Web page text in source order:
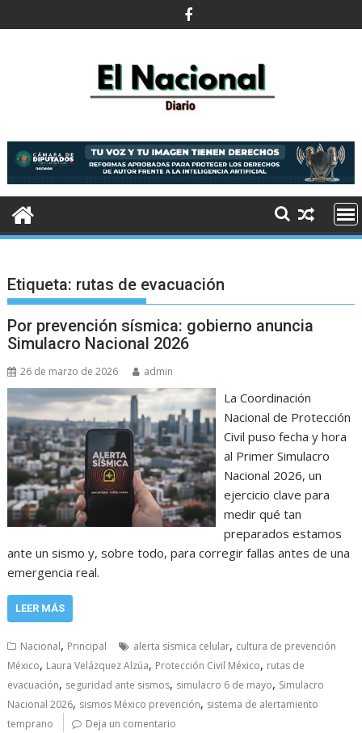
al
Etiqueta: rutas de evacuación
Por prevención sísmica: gobierno anuncia
Simulacro Nacional 2026
26 de marzo de 2026 admin
La Coordinación
Nacional de Protección
Civil puso fecha y hora
al Primer Simulacro
Nacional 2026, un
ejercicio clave para
medir qué tan
preparados estamos
ante un sismo y, sobre todo, para corregir fallas antes de una
emergencia real.
LEER MÁS
Nacional, Principal alerta sísmica celular, cultura de prevención
México, Laura Velázquez Alzúa, Protección Civil México, rutas de
evacuación, seguridad ante sismos, simulacro 6 de mayo, Simulacro
Nacional 2026, sismos México prevención, sistema de alertamiento
temprano
Deja un comentario